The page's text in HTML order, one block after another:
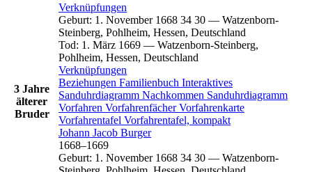
3 Jahre
älterer
Bruder
Verknüpfungen
Geburt: 1. November 1668 34 30 — Watzenborn-
Steinberg, Pohlheim, Hessen, Deutschland
Tod: 1. März 1669 — Watzenborn-Steinberg,
Pohlheim, Hessen, Deutschland
Verknüpfungen
Beziehungen Familienbuch Interaktives
Sanduhrdiagramm Nachkommen Sanduhrdiagramm
Vorfahren VorfahrenfächerVorfahrenkarte
Vorfahrentafel Vorfahrentafel, kompakt
Johann Jacob Burger
1668–1669
Geburt: 1. November 1668 34 30 — Watzenborn-